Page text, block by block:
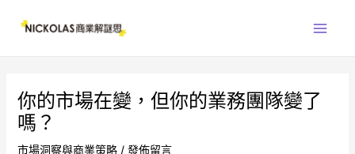
你的市場在變，但你的業務團隊變了
嗎？
市場洞察與商業策略/ 發佈留言